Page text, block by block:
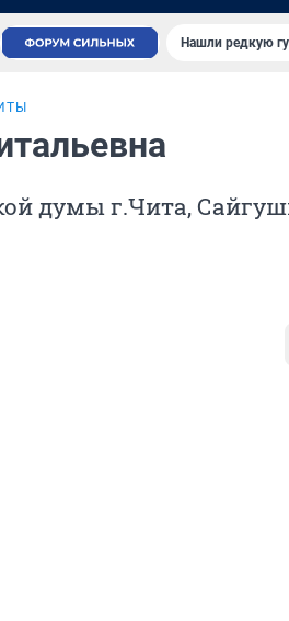
Нашли редкую
думы г.Чита,